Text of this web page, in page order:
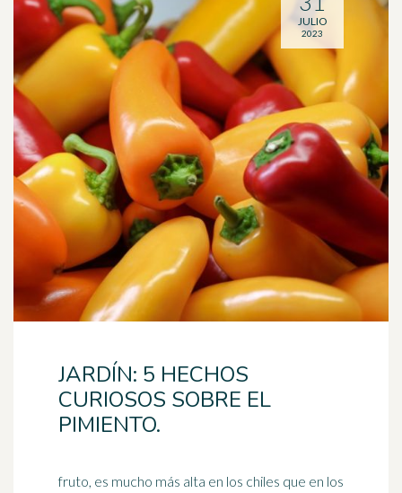
JARDÍN: 5 HECHOS
CURIOSOS SOBRE EL
PIMIENTO.
fruto, es mucho más alta en los chiles que en los
JULIO
2023